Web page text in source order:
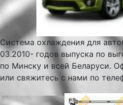
Система охлаждения для
03.2010- годов выпуска по
по Минску и всей Беларуси.
или свяжитесь с нами по